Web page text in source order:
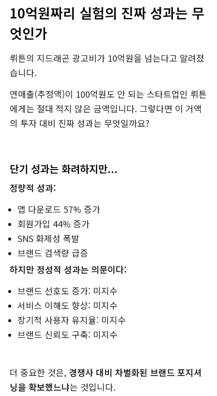
10억원짜리 실험의 진짜 성과는 무
엇인가
뤼튼의 지드래곤 광고비가 10억원을 넘는다고 알려졌
습니다.
연매출(추정액)이 100억원도 안 되는 스타트업인 뤼튼
에게는 절대 적지 않은 금액입니다. 그렇다면 이 거액
의 투자 대비 진짜 성과는 무엇일까요?
단기 성과는 화려하지만...
정량적 성과:
앱 다운로드 57% 증가
회원가입 44% 증가
SNS 화제성 폭발
브랜드 검색량 급증
하지만 정성적 성과는 의문이다:
브랜드 선호도 증가: 미지수
서비스 이해도 향상: 미지수
장기적 사용자 유지율: 미지수
브랜드 신뢰도 구축: 미지수
더 중요한 것은, 경쟁사 대비 차별화된 브랜드 포지셔
닝을 확보했느냐는 것입니다.